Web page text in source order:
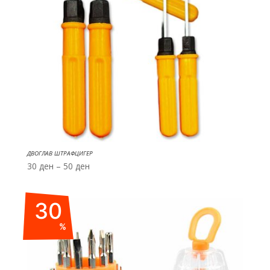
ДВОГЛАВ ШТРАФЦИГЕР
30 ден – 50 денPrice
30
%